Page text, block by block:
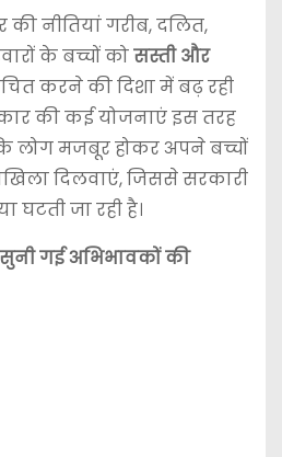
की नीतियां गरीब, दलित,
के बच्चों कोसस्ती और
करने की दिशा में बढ़ रही
की कई योजनाएं इस तरह
लोग मजबूर होकर अपने बच्चों
दिलवाएं, जिससे सरकारी
घटती जा रही है।
गई अभिभावकों की